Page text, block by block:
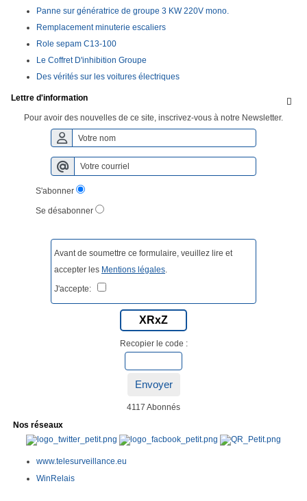
Panne sur génératrice de groupe 3 KW 220V mono.
Remplacement minuterie escaliers
Role sepam C13-100
Le Coffret D'inhibition Groupe
Des vérités sur les voitures électriques

Lettre d'information
Pour avoir des nouvelles de ce site, inscrivez-vous à notre Newsletter.
S'abonner
Se désabonner
Avant de soumettre ce formulaire, veuillez lire et
accepter les Mentions légales.
J'accepte:
XRxZ
Recopier le code :
Envoyer
4117 Abonnés
Nos réseaux
www.telesurveillance.eu
WinRelais